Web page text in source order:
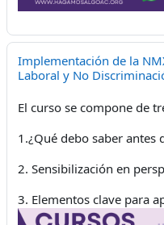
Implementación de la
Laboral y No
El curso se compone de
1.¿Qué debo saber antes
2. Sensibilización en
3. Elementos clave para